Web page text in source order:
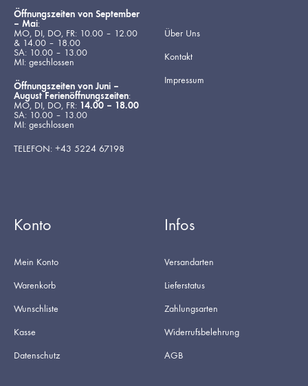
Öffnungszeiten von September
– Mai:
MO, DI, DO, FR: 10.00 – 12.00
& 14.00 – 18.00
SA: 10.00 – 13.00
MI: geschlossen
Öffnungszeiten von Juni –
August Ferienöffnungszeiten:
MO, DI, DO, FR: 14.00 – 18.00
SA: 10.00 – 13.00
MI: geschlossen
TELEFON: +43 5224 67198
Über Uns
Kontakt
Impressum
Konto
Mein Konto
Warenkorb
Wunschliste
Kasse
Datenschutz
Infos
Versandarten
Lieferstatus
Zahlungsarten
Widerrufsbelehrung
AGB